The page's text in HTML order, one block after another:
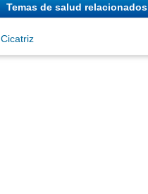
Temas de salud relacionados
Cicatriz